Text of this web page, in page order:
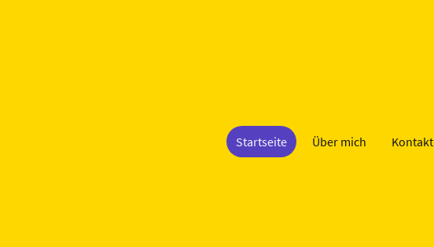
Startseite Über mich Kontakt